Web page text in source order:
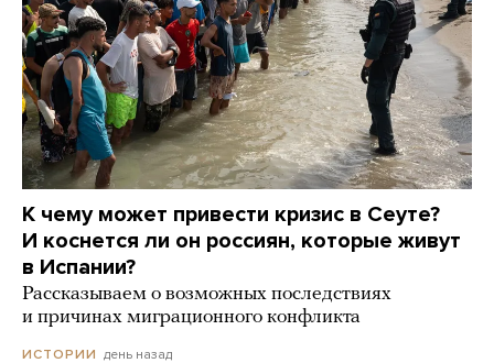
К чему может привести кризис в Сеуте?
И коснется ли он россиян, которые живут
в Испании?
Рассказываем о возможных последствиях
и причинах миграционного конфликта
ИСТОРИИ день назад